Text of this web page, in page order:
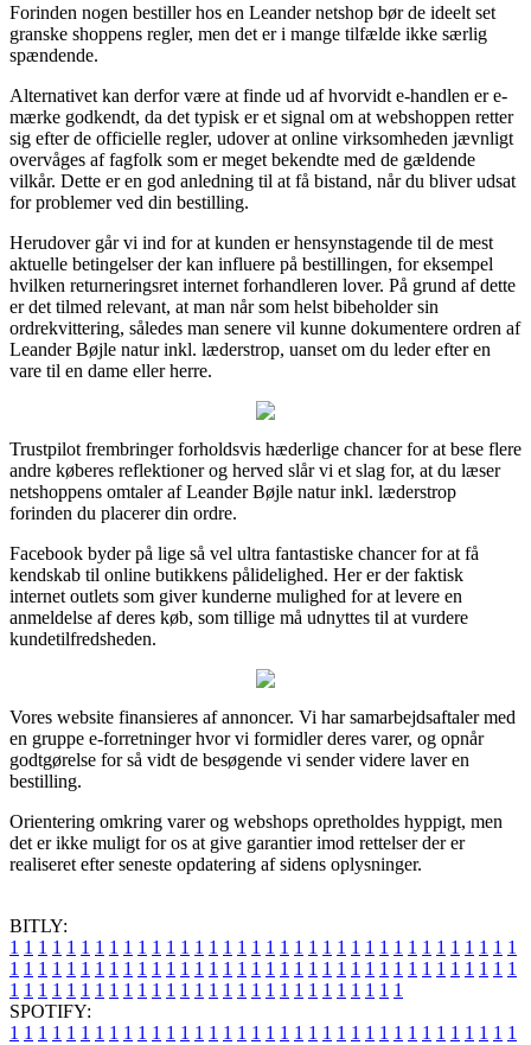
Forinden nogen bestiller hos en Leander netshop bør de ideelt set
granske shoppens regler, men det er i mange tilfælde ikke særlig
spændende.
Alternativet kan derfor være at finde ud af hvorvidt e-handlen er e-
mærke godkendt, da det typisk er et signal om at webshoppen retter
sig efter de officielle regler, udover at online virksomheden jævnligt
overvåges af fagfolk som er meget bekendte med de gældende
vilkår. Dette er en god anledning til at få bistand, når du bliver udsat
for problemer ved din bestilling.
Herudover går vi ind for at kunden er hensynstagende til de mest
aktuelle betingelser der kan influere på bestillingen, for eksempel
hvilken returneringsret internet forhandleren lover. På grund af dette
er det tilmed relevant, at man når som helst bibeholder sin
ordrekvittering, således man senere vil kunne dokumentere ordren af
Leander Bøjle natur inkl. læderstrop, uanset om du leder efter en
vare til en dame eller herre.
Trustpilot frembringer forholdsvis hæderlige chancer for at bese flere
andre køberes reflektioner og herved slår vi et slag for, at du læser
netshoppens omtaler af Leander Bøjle natur inkl. læderstrop
forinden du placerer din ordre.
Facebook byder på lige så vel ultra fantastiske chancer for at få
kendskab til online butikkens pålidelighed. Her er der faktisk
internet outlets som giver kunderne mulighed for at levere en
anmeldelse af deres køb, som tillige må udnyttes til at vurdere
kundetilfredsheden.
Vores website finansieres af annoncer. Vi har samarbejdsaftaler med
en gruppe e-forretninger hvor vi formidler deres varer, og opnår
godtgørelse for så vidt de besøgende vi sender videre laver en
bestilling.
Orientering omkring varer og webshops opretholdes hyppigt, men
det er ikke muligt for os at give garantier imod rettelser der er
realiseret efter seneste opdatering af sidens oplysninger.
BITLY:
1 1 1 1 1 1 1 1 1 1 1 1 1 1 1 1 1 1 1 1 1 1 1 1 1 1 1 1 1 1 1 1 1 1 1 1
1 1 1 1 1 1 1 1 1 1 1 1 1 1 1 1 1 1 1 1 1 1 1 1 1 1 1 1 1 1 1 1 1 1 1 1
1 1 1 1 1 1 1 1 1 1 1 1 1 1 1 1 1 1 1 1 1 1 1 1 1 1 1 1
SPOTIFY:
1 1 1 1 1 1 1 1 1 1 1 1 1 1 1 1 1 1 1 1 1 1 1 1 1 1 1 1 1 1 1 1 1 1 1 1